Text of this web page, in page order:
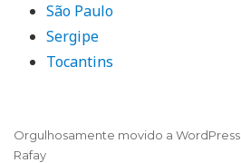
São Paulo
Sergipe
Tocantins
Orgulhosamente movido a WordPress
Rafay